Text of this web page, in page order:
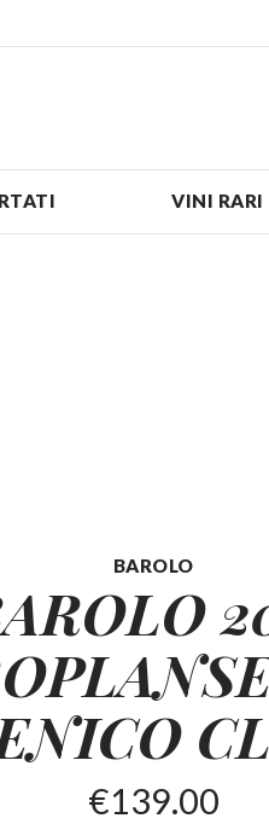
VINI RARI
BAROLO
€139.00